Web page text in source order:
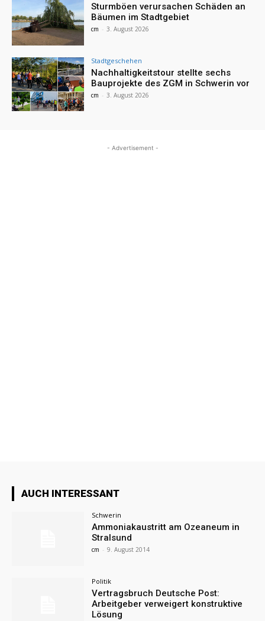
Sturmböen verursachen Schäden an
Bäumen im Stadtgebiet
cm - 3. August 2026
Stadtgeschehen
Nachhaltigkeitstour stellte sechs
Bauprojekte des ZGM in Schwerin vor
cm - 3. August 2026
- Advertisement -
AUCH INTERESSANT
Schwerin
Ammoniakaustritt am Ozeaneum in
Stralsund
cm - 9. August 2014
Politik
Vertragsbruch Deutsche Post:
Arbeitgeber verweigert konstruktive
Lösung